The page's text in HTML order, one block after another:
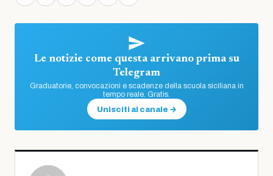
Le notizie come questa arrivano prima su
Telegram
Graduatorie, convocazioni e scadenze della scuola siciliana in
tempo reale. Gratis.
Unisciti al canale →